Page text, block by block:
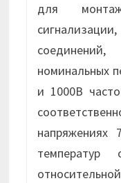
для
номинальных
и 1000В